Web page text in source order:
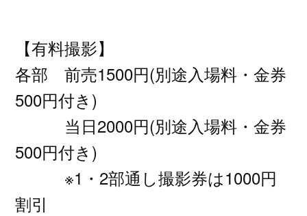
【有料撮影】
各部 前売1500円(別途入場料・金券
500円付き)
当日2000円(別途入場料・金券
500円付き)
※1・2部通し撮影券は1000円
割引